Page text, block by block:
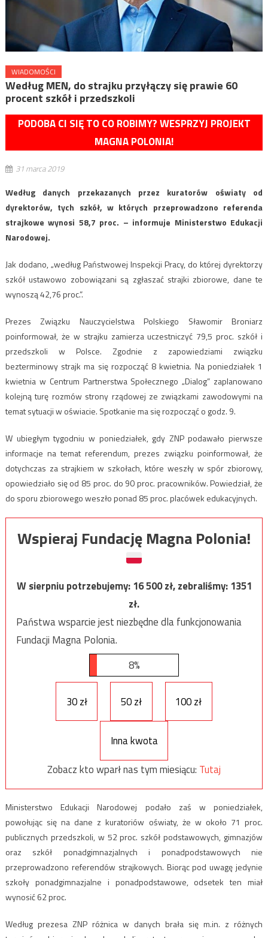
WIADOMOŚCI
Według MEN, do strajku przyłączy się prawie 60
procent szkół i przedszkoli
PODOBA CI SIĘ TO CO ROBIMY? WESPRZYJ PROJEKT
MAGNA POLONIA!
31 marca 2019
Według danych przekazanych przez kuratorów oświaty od
dyrektorów, tych szkół, w których przeprowadzono referenda
strajkowe wynosi 58,7 proc. – informuje Ministerstwo Edukacji
Narodowej.
Jak dodano, „według Państwowej Inspekcji Pracy, do której dyrektorzy
szkół ustawowo zobowiązani są zgłaszać strajki zbiorowe, dane te
wynoszą 42,76 proc.”.
Prezes Związku Nauczycielstwa Polskiego Sławomir Broniarz
poinformował, że w strajku zamierza uczestniczyć 79,5 proc. szkół i
przedszkoli w Polsce. Zgodnie z zapowiedziami związku
bezterminowy strajk ma się rozpocząć 8 kwietnia. Na poniedziałek 1
kwietnia w Centrum Partnerstwa Społecznego „Dialog” zaplanowano
kolejną turę rozmów strony rządowej ze związkami zawodowymi na
temat sytuacji w oświacie. Spotkanie ma się rozpocząć o godz. 9.
W ubiegłym tygodniu w poniedziałek, gdy ZNP podawało pierwsze
informacje na temat referendum, prezes związku poinformował, że
dotychczas za strajkiem w szkołach, które weszły w spór zbiorowy,
opowiedziało się od 85 proc. do 90 proc. pracowników. Powiedział, że
do sporu zbiorowego weszło ponad 85 proc. placówek edukacyjnych.
Wspieraj Fundację Magna Polonia!
W sierpniu potrzebujemy:16 500zł, zebraliśmy:1351
zł.
Państwa wsparcie jest niezbędne dla funkcjonowania
Fundacji Magna Polonia.
8%
30 zł 50 zł 100 zł
Inna kwota
Zobacz kto wparł nas tym miesiącu: Tutaj
Ministerstwo Edukacji Narodowej podało zaś w poniedziałek,
powołując się na dane z kuratoriów oświaty, że w około 71 proc.
publicznych przedszkoli, w 52 proc. szkół podstawowych, gimnazjów
oraz szkół ponadgimnazjalnych i ponadpodstawowych nie
przeprowadzono referendów strajkowych. Biorąc pod uwagę jedynie
szkoły ponadgimnazjalne i ponadpodstawowe, odsetek ten miał
wynosić 62 proc.
Według prezesa ZNP różnica w danych brała się m.in. z różnych